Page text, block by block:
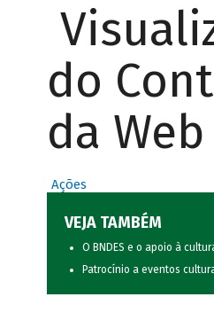
do
da Web
Ações
VEJA TAMBÉM
O BNDES e o apoio à
Patrocínio a eventos